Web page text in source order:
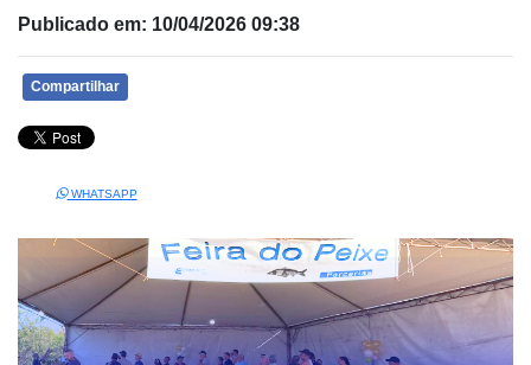
Publicado em: 10/04/2026 09:38
Compartilhar
WHATSAPP